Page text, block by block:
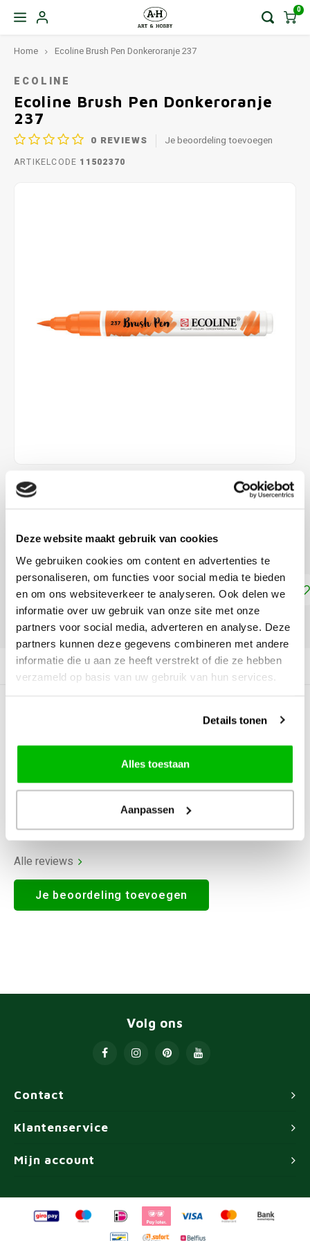
Deze website maakt gebruik van cookies
We gebruiken cookies om content en advertenties te
personaliseren, om functies voor social media te bieden
en om ons websiteverkeer te analyseren. Ook delen we
informatie over uw gebruik van onze site met onze
partners voor social media, adverteren en analyse. Deze
partners kunnen deze gegevens combineren met andere
informatie die u aan ze heeft verstrekt of die ze hebben
verzameld op basis van uw gebruik van hun services.
Details tonen
Alles toestaan
Aanpassen
0
Home Ecoline Brush Pen Donkeroranje 237
ECOLINE
Ecoline Brush Pen Donkeroranje
237
0 REVIEWS Je beoordeling toevoegen
ARTIKELCODE 11502370
€3,10
Ecoline Brush Pen Donkeroranje 237
Toevoegen aan winkelwagen
DELEN:
Productomschrijving
0Reviews
Alle reviews
Je beoordeling toevoegen
Contact
Volg ons
Klantenservice
Mijn account